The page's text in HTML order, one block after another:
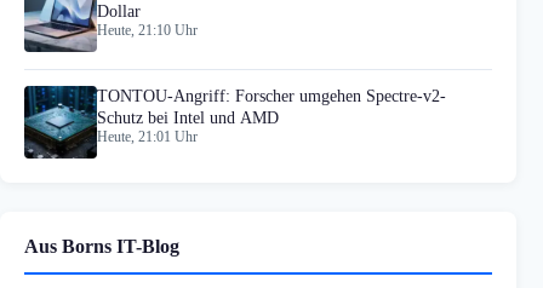
Dollar
Heute, 21:10 Uhr
TONTOU-Angriff: Forscher umgehen Spectre-v2-
Schutz bei Intel und AMD
Heute, 21:01 Uhr
Aus Borns IT-Blog